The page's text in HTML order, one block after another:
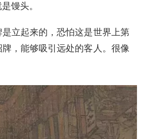
馒头。
立起来的，恐怕这是世界上第
，能够吸引远处的客人。很像